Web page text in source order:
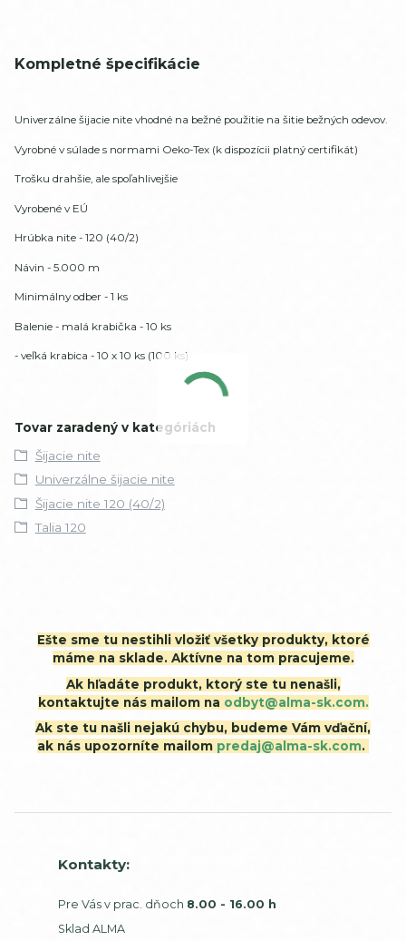
Kompletné špecifikácie
Univerzálne šijacie nite vhodné na bežné použitie na šitie bežných odevov.
Vyrobné v súlade s normami Oeko-Tex (k dispozícii platný certifikát)
Trošku drahšie, ale spoľahlivejšie
Vyrobené v EÚ
Hrúbka nite - 120 (40/2)
Návin - 5.000 m
Minimálny odber - 1 ks
Balenie - malá krabička - 10 ks
- veľká krabica - 10 x 10 ks (100 ks)
Tovar zaradený v kategóriách
Šijacie nite
Univerzálne šijacie nite
Šijacie nite 120 (40/2)
Talia 120
Ešte sme tu nestihli vložiť všetky produkty, ktoré
máme na sklade. Aktívne na tom pracujeme.
Ak hľadáte produkt, ktorý ste tu nenašli,
kontaktujte nás mailom na odbyt@alma-sk.com.
Ak ste tu našli nejakú chybu, budeme Vám vďační,
ak nás upozorníte mailom predaj@alma-sk.com.
Kontakty:
Pre Vás v prac. dňoch 8.00 - 16.00 h
Sklad ALMA